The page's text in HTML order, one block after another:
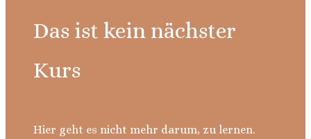
Das ist kein nächster
Kurs
Hier geht es nicht mehr darum, zu lernen.